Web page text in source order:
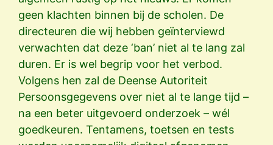
geen klachten binnen bij de scholen. De
directeuren die wij hebben geïnterviewd
verwachten dat deze ‘ban’ niet al te lang zal
duren. Er is wel begrip voor het verbod.
Volgens hen zal de Deense Autoriteit
Persoonsgegevens over niet al te lange tijd –
na een beter uitgevoerd onderzoek – wél
goedkeuren. Tentamens, toetsen en tests